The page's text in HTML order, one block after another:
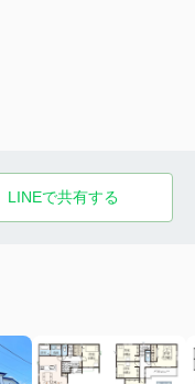
LINEで共有する